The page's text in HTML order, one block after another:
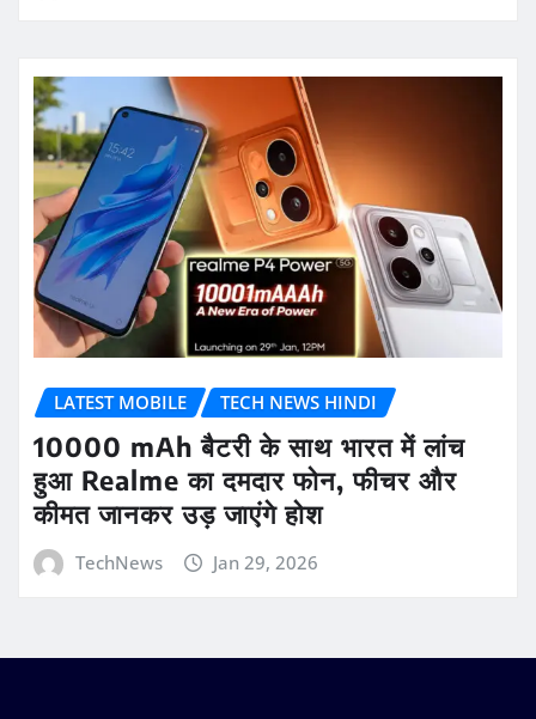
LATEST MOBILE TECH NEWS HINDI
10000 mAh बैटरी के साथ भारत में लांच
हुआ Realme का दमदार फोन, फीचर और
कीमत जानकर उड़ जाएंगे होश
TechNews Jan 29, 2026